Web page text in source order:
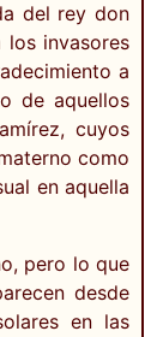
del rey don
los invasores
a
de aquellos
cuyos
como
en aquella
pero lo que
desde
en las